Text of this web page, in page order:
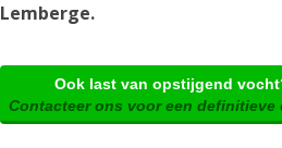
Lemberge.
Ook last van opstijgend
Contacteer ons voor een definitieve